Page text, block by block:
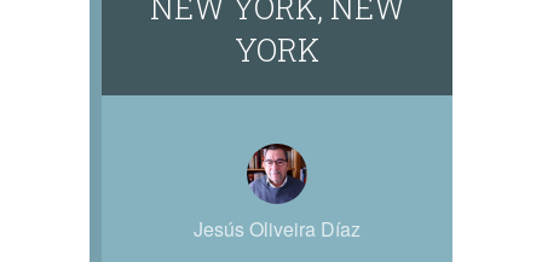
YORK
Jesús Oliveira Díaz